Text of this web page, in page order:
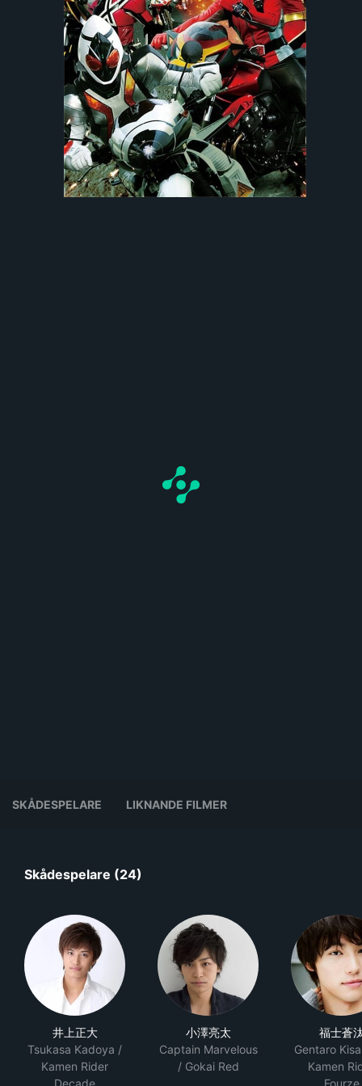
SKÅDESPELARE LIKNANDE FILMER
Skådespelare (24)
井上正大
Tsukasa Kadoya /
Kamen Rider
Decade
小澤亮太
Captain Marvelous
/ Gokai Red
福士蒼
Gentaro
Kamen
Fourze